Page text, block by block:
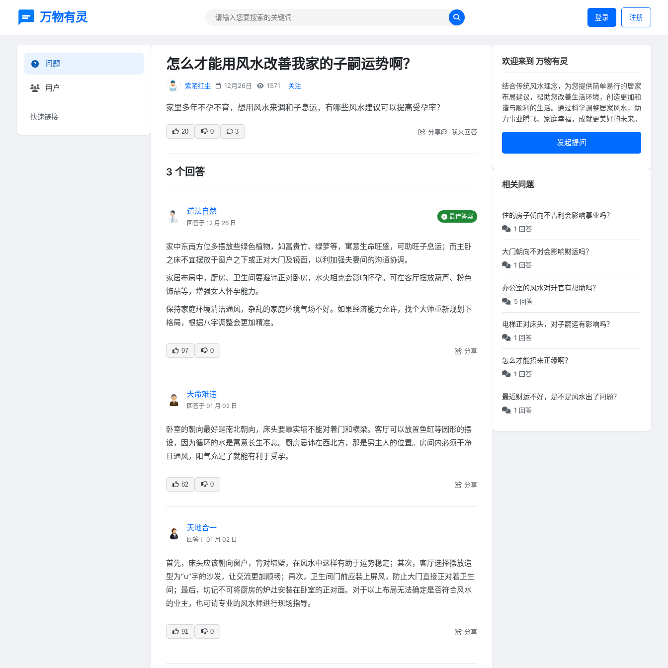
万物有灵 登录 注册
问题
用户
快速链接
怎么才能用风水改善我家的子嗣运势啊？
紫陌红尘 12月26日 1571 关注
家里多年不孕不育，想用风水来调和子息运，有哪些风水建议可以提高受孕率？
20 0 3 分享 我来回答
3 个回答
道法自然
回答于 12 月 26 日
最佳答案
家中东南方位多摆放些绿色植物，如富贵竹、绿萝等，寓意生命旺盛，可助旺子息运；而主卧
之床不宜摆放于窗户之下或正对大门及镜面，以利加强夫妻间的沟通协调。
家居布局中，厨房、卫生间要避讳正对卧房，水火相克会影响怀孕。可在客厅摆放葫芦、粉色
饰品等，增强女人怀孕能力。
保持家庭环境清洁通风，杂乱的家庭环境气场不好。如果经济能力允许，找个大师重新规划下
格局，根据八字调整会更加精准。
97 0 分享
天命难违
回答于 01 月 02 日
卧室的朝向最好是南北朝向，床头要靠实墙不能对着门和横梁。客厅可以放置鱼缸等圆形的摆
设，因为循环的水是寓意长生不息。厨房忌讳在西北方，那是男主人的位置。房间内必须干净
且通风，阳气充足了就能有利于受孕。
82 0 分享
天地合一
回答于 01 月 02 日
首先，床头应该朝向窗户，背对墙壁，在风水中这样有助于运势稳定；其次，客厅选择摆放造
型为“u”字的沙发，让交流更加顺畅；再次，卫生间门前应装上屏风，防止大门直接正对着卫生
间；最后，切记不可将厨房的炉灶安装在卧室的正对面。对于以上布局无法确定是否符合风水
的业主，也可请专业的风水师进行现场指导。
91 0 分享
欢迎来到 万物有灵
结合传统风水理念，为您提供简单易行的居家
布局建议，帮助您改善生活环境，创造更加和
谐与顺利的生活。通过科学调整居家风水，助
力事业腾飞、家庭幸福，成就更美好的未来。
发起提问
相关问题
住的房子朝向不吉利会影响事业吗？
1 回答
大门朝向不对会影响财运吗？
1 回答
办公室的风水对升官有帮助吗？
5 回答
电梯正对床头，对子嗣运有影响吗？
1 回答
怎么才能招来正缘啊？
1 回答
最近财运不好，是不是风水出了问题？
1 回答